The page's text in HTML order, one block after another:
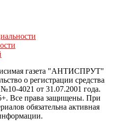
газета "АНТИСПРУТ"
о регистрации средства
4021 от 31.07.2001 года.
Все права защищены. При
обязательна активная